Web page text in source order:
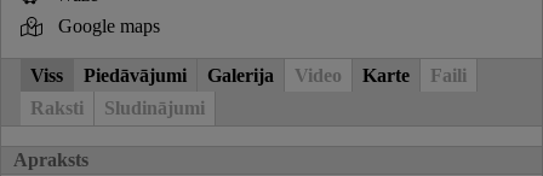
Google maps
Viss Piedāvājumi Galerija Video Karte
Faili
Raksti
Sludinājumi
Apraksts